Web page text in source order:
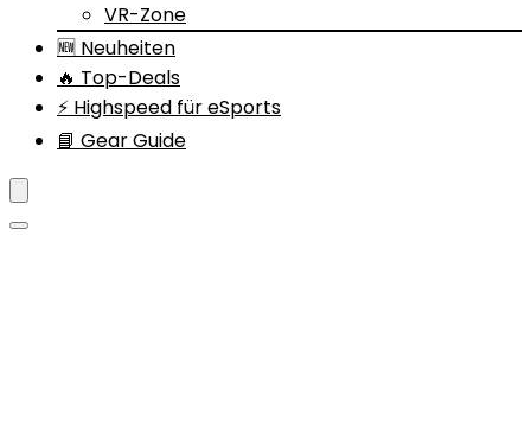
VR-Zone
🆕 Neuheiten
🔥 Top-Deals
⚡ Highspeed für eSports
📘 Gear Guide